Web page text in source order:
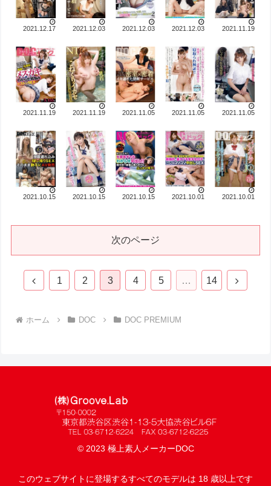
2021.12.17 2021.12.03 2021.12.03 2021.12.03 2021.11.19
2021.11.19 2021.11.19 2021.11.05 2021.11.05 2021.11.05
2021.10.15 2021.10.15 2021.10.15 2021.10.01 2021.10.01
次のページ
前
1 2 3 4 5 … 14
次
ホーム DOC DOC PREMIUM
© 2023 極上素人メーカーDOC
このウェブサイトに登場するすべてのモデルは 18 歳以上です